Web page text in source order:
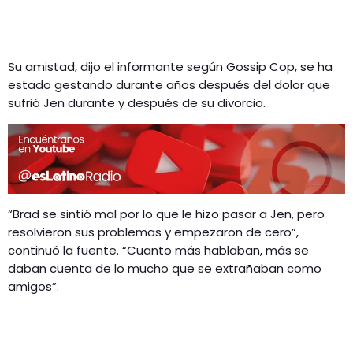
Su amistad, dijo el informante según Gossip Cop, se ha
estado gestando durante años después del dolor que
sufrió Jen durante y después de su divorcio.
“Brad se sintió mal por lo que le hizo pasar a Jen, pero
resolvieron sus problemas y empezaron de cero”,
continuó la fuente. “Cuanto más hablaban, más se
daban cuenta de lo mucho que se extrañaban como
amigos”.